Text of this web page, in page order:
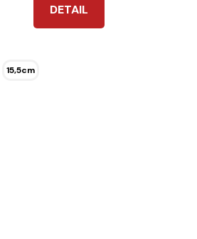
DETAIL
15,5cm